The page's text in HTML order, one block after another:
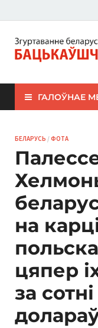
ЗБС
ГАЛОЎНАЕ
БЕЛАРУСЬ /ФОТА
на
цяпер
за